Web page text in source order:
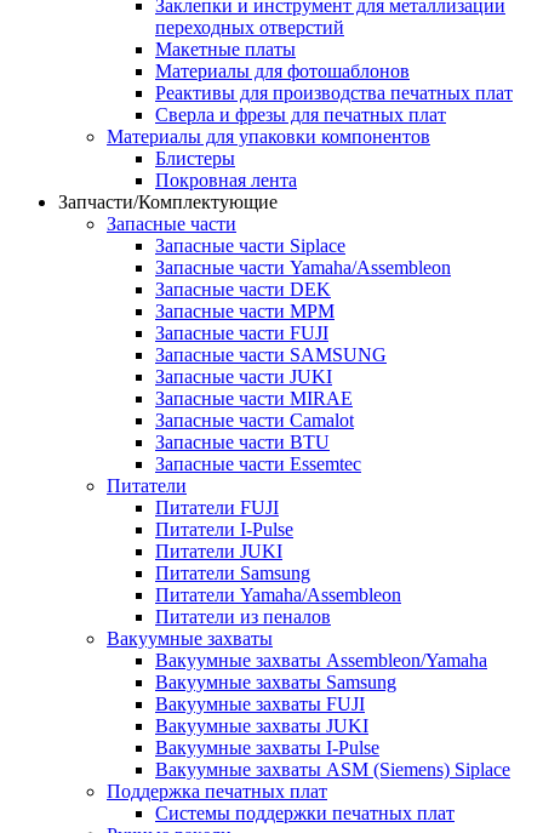
Заклепки и инструмент для металлизации
переходных отверстий
Макетные платы
Материалы для фотошаблонов
Реактивы для производства печатных плат
Сверла и фрезы для печатных плат
Материалы для упаковки компонентов
Блистеры
Покровная лента
Запчасти/Комплектующие
Запасные части
Запасные части Siplace
Запасные части Yamaha/Assembleon
Запасные части DEK
Запасные части MPM
Запасные части FUJI
Запасные части SAMSUNG
Запасные части JUKI
Запасные части MIRAE
Запасные части Camalot
Запасные части BTU
Запасные части Essemtec
Питатели
Питатели FUJI
Питатели I-Pulse
Питатели JUKI
Питатели Samsung
Питатели Yamaha/Assembleon
Питатели из пеналов
Вакуумные захваты
Вакуумные захваты Assembleon/Yamaha
Вакуумные захваты Samsung
Вакуумные захваты FUJI
Вакуумные захваты JUKI
Вакуумные захваты I-Pulse
Вакуумные захваты ASM (Siemens) Siplace
Поддержка печатных плат
Системы поддержки печатных плат